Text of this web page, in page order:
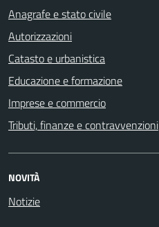
Anagrafe e stato civile
Autorizzazioni
Catasto e urbanistica
Educazione e formazione
Imprese e commercio
Tributi, finanze e contravvenzioni
NOVITÀ
Notizie